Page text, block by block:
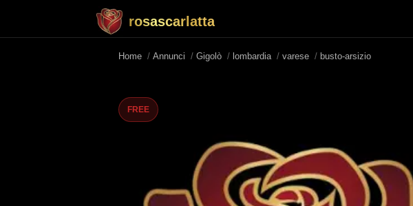
rosascarlatta
Home / Annunci / Gigolò / lombardia / varese / busto-arsizio
FREE